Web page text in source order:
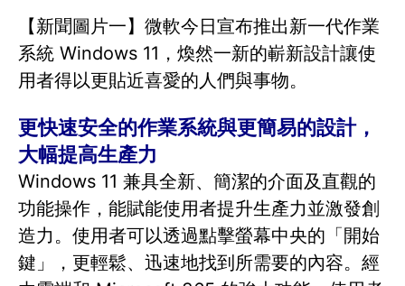
【新聞圖片一】微軟今日宣布推出新一代作業
系統 Windows 11，煥然一新的嶄新設計讓使
用者得以更貼近喜愛的人們與事物。
更快速安全的作業系統與更簡易的設計，
大幅提高生產力
Windows 11 兼具全新、簡潔的介面及直觀的
功能操作，能賦能使用者提升生產力並激發創
造力。使用者可以透過點擊螢幕中央的「開始
鍵」，更輕鬆、迅速地找到所需要的內容。經